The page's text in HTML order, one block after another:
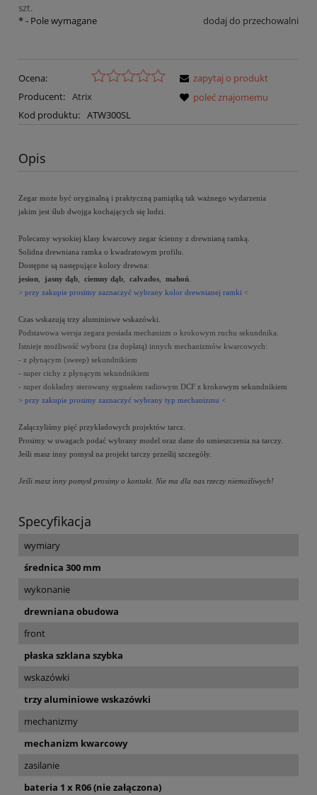
szt.
dodaj do przechowalni
*- Pole wymagane
Ocena:
Producent: Atrix
Kod produktu: ATW300SL
zapytaj o produkt
poleć znajomemu
Opis
Zegar może być oryginalną i praktyczną pamiątką tak ważnego wydarzenia
jakim jest ślub dwojga kochających się ludzi.
Polecamy wysokiej klasy kwarcowy zegar ścienny z drewnianą ramką.
Solidna drewniana ramka o kwadratowym profilu.
Dostępne są następujące kolory drewna:
jesion
jasny dąb ciemny dąb calvados mahoń
> przy zakupie prosimy zaznaczyć wybrany kolor drewnianej ramki <
Czas wskazują trzy aluminiowe wskazówki.
Podstawowa wersja zegara posiada mechanizm o krokowym ruchu sekundnika.
Istnieje możliwość wyboru (za dopłatą) innych mechanizmów kwarcowych:
- z płynącym (sweep) sekundnikiem
- super cichy z płynącym sekundnikiem
- super dokładny sterowany sygnałem radiowym DCF z krokowym sekundnikiem
> przy zakupie prosimy zaznaczyć wybrany typ mechanizmu <
Załączyliśmy pięć przykładowych projektów tarcz.
Prosimy w uwagach podać wybrany model oraz dane do umieszczenia na tarczy.
Jeśli masz inny pomysł na projekt tarczy prześlij szczegóły.
Jeśli masz inny pomysł prosimy o kontakt. Nie ma dla nas rzeczy niemożliwych!
Specyfikacja
wymiary
średnica 300 mm
wykonanie
drewniana obudowa
front
płaska szklana szybka
wskazówki
trzy aluminiowe wskazówki
mechanizmy
mechanizm kwarcowy
zasilanie
bateria 1 x R06 (nie załączona)